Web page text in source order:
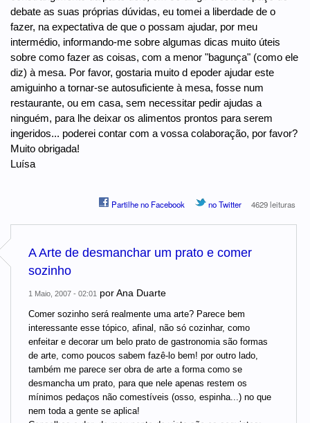
debate as suas próprias dúvidas, eu tomei a liberdade de o
fazer, na expectativa de que o possam ajudar, por meu
intermédio, informando-me sobre algumas dicas muito úteis
sobre como fazer as coisas, com a menor "bagunça" (como ele
diz) à mesa. Por favor, gostaria muito d epoder ajudar este
amiguinho a tornar-se autosuficiente à mesa, fosse num
restaurante, ou em casa, sem necessitar pedir ajudas a
ninguém, para lhe deixar os alimentos prontos para serem
ingeridos... poderei contar com a vossa colaboração, por favor?
Muito obrigada!
Luísa
Partilhe no Facebook no Twitter 4629 leituras
A Arte de desmanchar um prato e comer
sozinho
1 Maio, 2007 - 02:01 porAna Duarte
Comer sozinho será realmente uma arte? Parece bem
interessante esse tópico, afinal, não só cozinhar, como
enfeitar e decorar um belo prato de gastronomia são formas
de arte, como poucos sabem fazê-lo bem! por outro lado,
também me parece ser obra de arte a forma como se
desmancha um prato, para que nele apenas restem os
mínimos pedaços não comestíveis (osso, espinha...) no que
nem toda a gente se aplica!